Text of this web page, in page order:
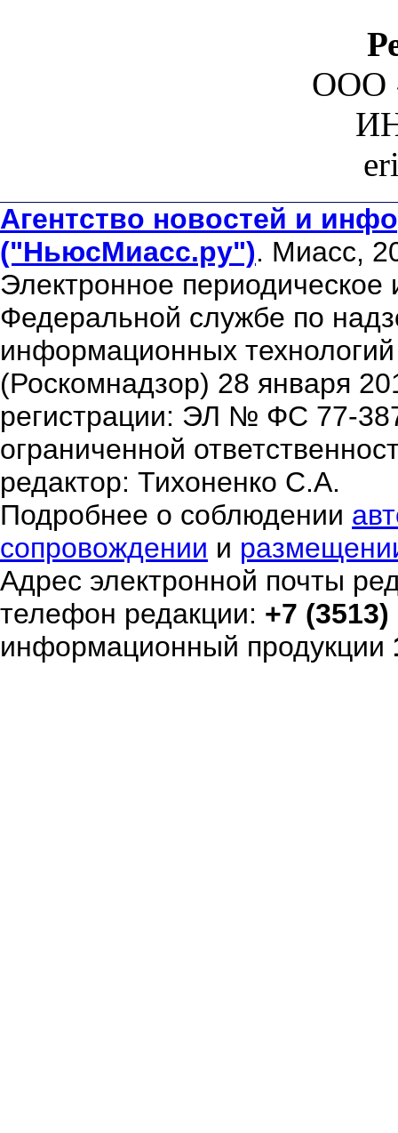
ООО
Агентство новостей и
("НьюсМиасс.ру"). Миасс,
Электронное периодическое
Федеральной службе по
информационных
(Роскомнадзор) 28 января
регистрации: ЭЛ № ФС 77-
ограниченной
редактор: Тихоненко С.А.
Подробнее о соблюдении
сопровождении и
Адрес электронной почты
телефон редакции: +7
информационный продукции